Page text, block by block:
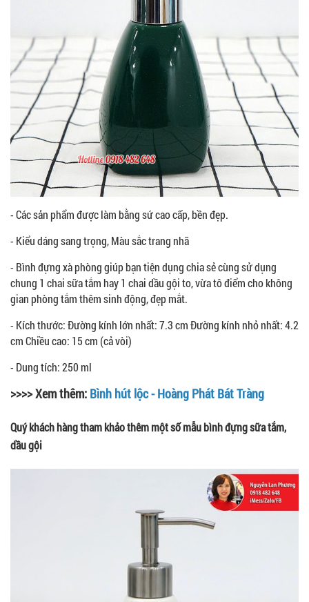
- Các sản phẩm được làm bằng sứ cao cấp, bền đẹp.
- Kiểu dáng sang trọng, Màu sắc trang nhã
- Bình đựng xà phòng giúp bạn tiện dụng chia sẻ cùng sử dụng
chung 1 chai sữa tắm hay 1 chai dầu gội to, vừa tô điểm cho không
gian phòng tắm thêm sinh động, đẹp mắt.
- Kích thước: Đường kính lớn nhất: 7.3 cm Đường kính nhỏ nhất: 4.2
cm Chiều cao: 15 cm (cả vòi)
- Dung tích: 250 ml
>>>> Xem thêm: Bình hút lộc - Hoàng Phát Bát Tràng
Quý khách hàng tham khảo thêm một số mẫu bình đựng sữa tắm,
dầu gội